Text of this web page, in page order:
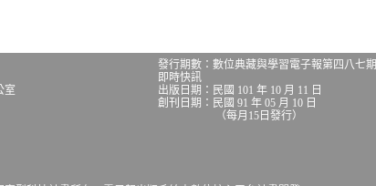
室
發行期數：數位典藏與學習電子報第四八七期
即時快訊
出版日期：民國 101 年 10 月 11 日
創刊日期：民國 91 年 05 月 10 日
（每月15日發行）